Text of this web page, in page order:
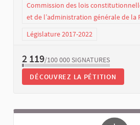
Commission des lois
et de l’administration générale de la
Législature 2017-2022
2 119/100 000 SIGNATURES
DÉCOUVREZ LA PÉTITION